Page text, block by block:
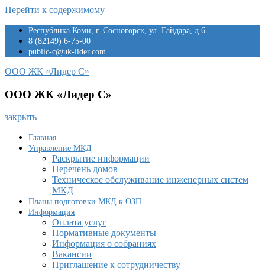
Перейти к содержимому
Республика Коми, г. Сосногорск, ул. Гайдара, д.6
8 (82149) 6-75-00
public-c@uk-lider.com
ООО ЖК «Лидер С»
ООО ЖК «Лидер С»
закрыть
Главная
Управление МКД
Раскрытие информации
Перечень домов
Техническое обслуживание инженерных систем
МКД
Планы подготовки МКД к ОЗП
Информация
Оплата услуг
Нормативные документы
Информация о собраниях
Вакансии
Приглашение к сотрудничеству